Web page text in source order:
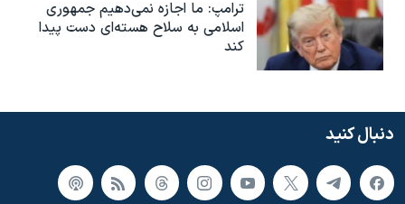
ترامپ: ما اجازه نمی‌دهیم جمهوری
اسلامی به سلاح هسته‌ای دست پیدا
کند
دنبال کنید